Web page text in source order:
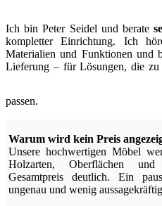
Ich bin Peter Seidel und berate
kompletter Einrichtung. Ich
Materialien und Funktionen und
Lieferung – für Lösungen, die
passen.
Warum wird kein Preis
Unsere hochwertigen Möbel
Holzarten, Oberflächen
Gesamtpreis deutlich. Ein
ungenau und wenig